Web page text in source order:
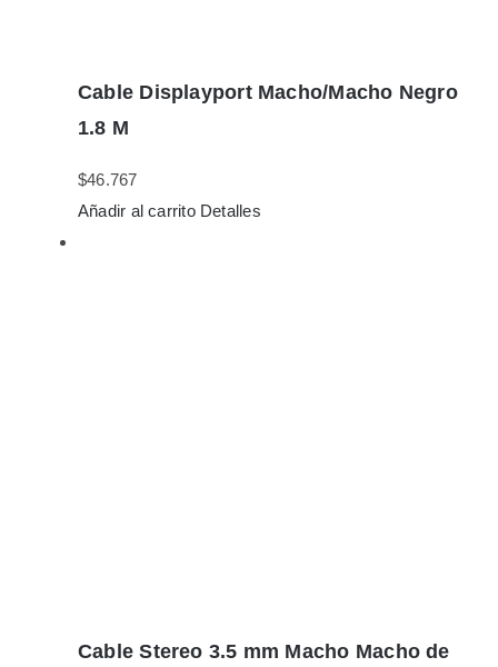
Cable Displayport Macho/Macho Negro
1.8 M
$46.767
Añadir al carrito Detalles
Cable Stereo 3.5 mm Macho Macho de